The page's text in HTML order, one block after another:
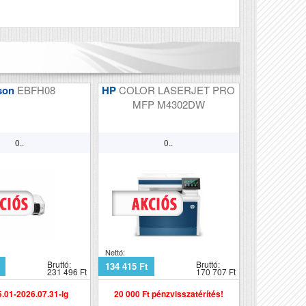
EBFH08
0..
Bruttó:
231 496 Ft
2026.07.31-ig
HPCOLOR LASERJET PRO
MFP M4302DW
0..
Nettó:
134 415 Ft Bruttó:
170 707 Ft
20 000 Ft pénzvisszatérítés!